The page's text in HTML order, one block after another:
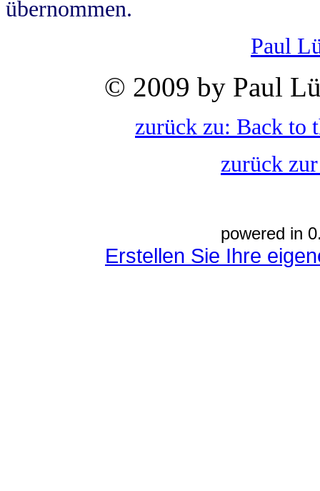
übernommen.
Paul
© 2009 by Paul
zurück zu: Back to
zurück
powered in
Erstellen Sie Ihre